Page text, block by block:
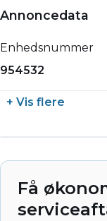
Annoncedata
Enhedsnummer
954532
+ Vis flere
Få